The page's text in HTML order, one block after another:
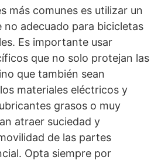
más comunes es utilizar un
adecuado para bicicletas
Es importante usar
que no solo protejan las
que también sean
materiales eléctricos y
grasos o muy
atraer suciedad y
de las partes
Opta siempre por